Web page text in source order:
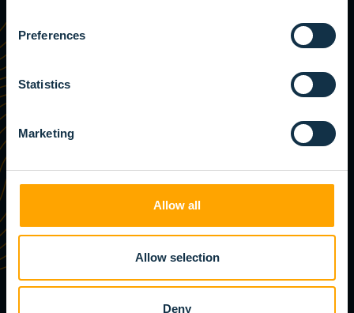
Preferences
Statistics
Marketing
Allow all
Allow selection
Deny